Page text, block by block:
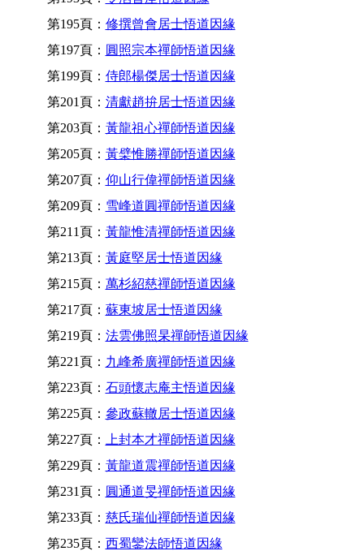
第195頁： 修撰曾會居士悟道因緣
第197頁： 圓照宗本禪師悟道因緣
第199頁： 侍郎楊傑居士悟道因緣
第201頁： 清獻趙拚居士悟道因緣
第203頁： 黃龍祖心禪師悟道因緣
第205頁： 黃檗惟勝禪師悟道因緣
第207頁： 仰山行偉禪師悟道因緣
第209頁： 雪峰道圓禪師悟道因緣
第211頁： 黃龍惟清禪師悟道因緣
第213頁： 黃庭堅居士悟道因緣
第215頁： 萬杉紹慈禪師悟道因緣
第217頁： 蘇東坡居士悟道因緣
第219頁： 法雲佛照杲禪師悟道因緣
第221頁： 九峰希廣禪師悟道因緣
第223頁： 石頭懷志庵主悟道因緣
第225頁： 參政蘇轍居士悟道因緣
第227頁：
上封本才禪師悟道因緣
第229頁： 黃龍道震禪師悟道因緣
第231頁： 圓通道旻禪師悟道因緣
第233頁： 慈氏瑞仙禪師悟道因緣
第235頁： 西蜀鑾法師悟道因緣